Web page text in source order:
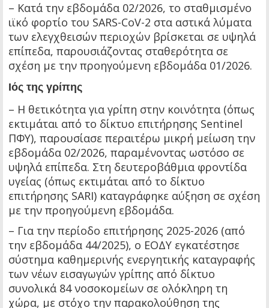
– Κατά την εβδομάδα 02/2026, το σταθμισμένο
ιϊκό φορτίο του SARS-CoV-2 στα αστικά λύματα
των ελεγχθεισών περιοχών βρίσκεται σε υψηλά
επίπεδα, παρουσιάζοντας σταθερότητα σε
σχέση με την προηγούμενη εβδομάδα 01/2026.
Ιός της γρίπης
– Η θετικότητα για γρίπη στην κοινότητα (όπως
εκτιμάται από το δίκτυο επιτήρησης Sentinel
ΠΦΥ), παρουσίασε περαιτέρω μικρή μείωση την
εβδομάδα 02/2026, παραμένοντας ωστόσο σε
υψηλά επίπεδα. Στη δευτεροβάθμια φροντίδα
υγείας (όπως εκτιμάται από το δίκτυο
επιτήρησης SARI) καταγράφηκε αύξηση σε σχέση
με την προηγούμενη εβδομάδα.
– Για την περίοδο επιτήρησης 2025-2026 (από
την εβδομάδα 44/2025), ο ΕΟΔΥ εγκατέστησε
σύστημα καθημερινής ενεργητικής καταγραφής
των νέων εισαγωγών γρίπης από δίκτυο
συνολικά 84 νοσοκομείων σε ολόκληρη τη
χώρα, με στόχο την παρακολούθηση της